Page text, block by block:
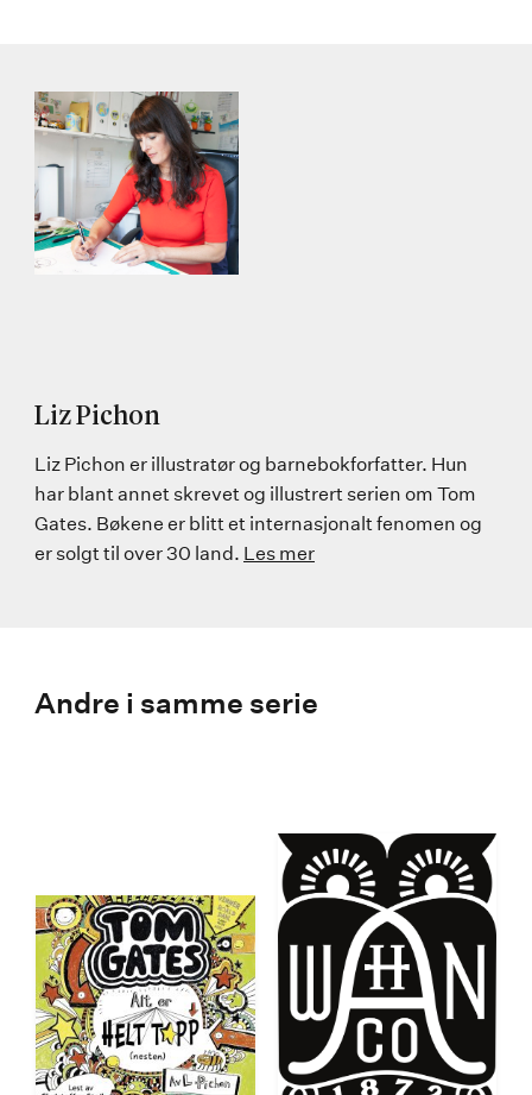
Liz Pichon
Liz Pichon er illustratør og barnebokforfatter. Hun
har blant annet skrevet og illustrert serien om Tom
Gates. Bøkene er blitt et internasjonalt fenomen og
er solgt til over 30 land. Les mer
Andre i samme serie